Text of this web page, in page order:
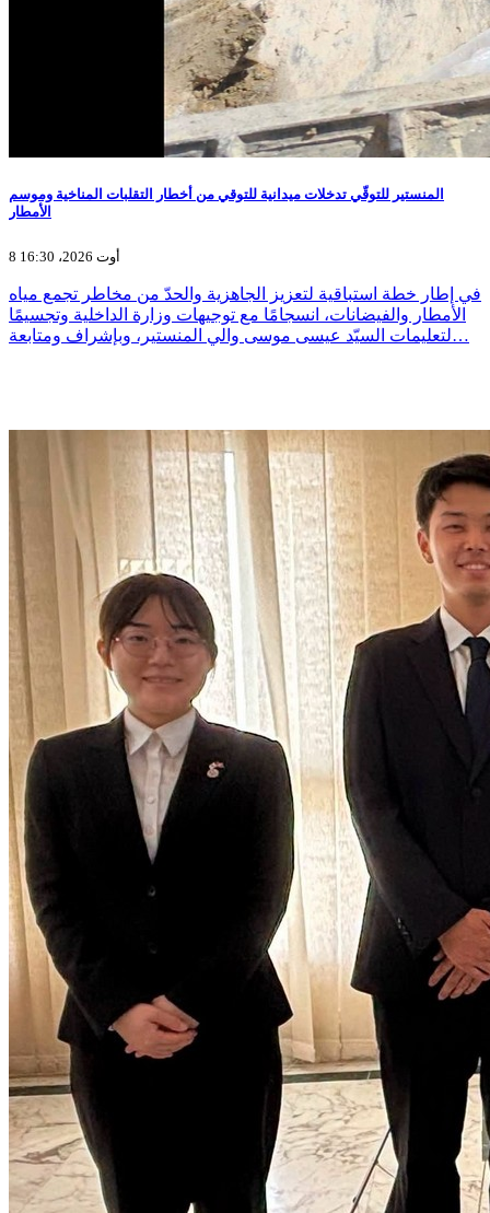
المنستير للتوقّي تدخلات ميدانية للتوقي من أخطار التقلبات المناخية وموسم
الأمطار
8 أوت 2026، 16:30
في إطار خطة استباقية لتعزيز الجاهزية والحدّ من مخاطر تجمع مياه
الأمطار والفيضانات، انسجامًا مع توجيهات وزارة الداخلية وتجسيمًا
لتعليمات السيّد عيسى موسى والي المنستير، وبإشراف ومتابعة…